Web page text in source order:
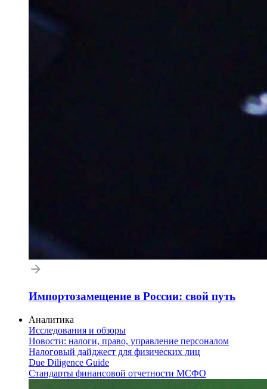
Импортозамещение в России: свой путь
Аналитика
Исследования и обзоры
Новости: налоги, право, управление персоналом
Налоговый дайджест для физических лиц
Due Diligence Guide
Стандарты финансовой отчетности МСФО